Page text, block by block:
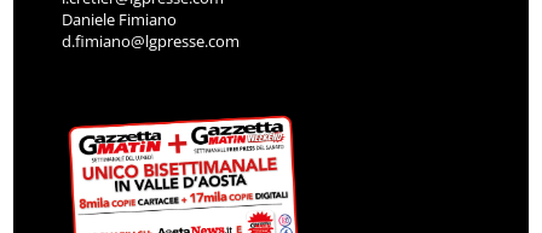
Daniele Fimiano
d.fimiano@lgpresse.com